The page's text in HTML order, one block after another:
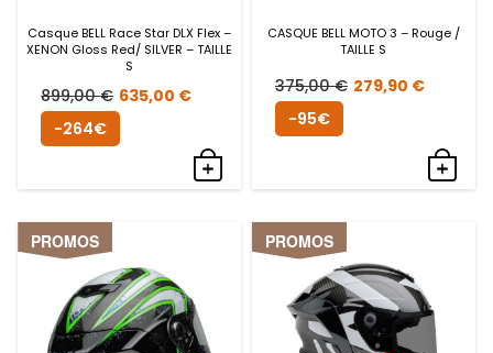
Casque BELL Race Star DLX Flex –
XENON Gloss Red/ SILVER – TAILLE
S
899,00€ Le
prix
était :
635,00 €Le
actuel
est :
635,00 €.
-264€
CASQUE BELL MOTO 3 – Rouge /
TAILLE S
375,00€ Le
279,90 €Le
est :
-95€
PROMOS PROMOS